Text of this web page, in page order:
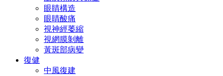
眼睛構造
眼睛酸痛
視神經萎縮
視網膜剝離
黃斑部病變
復健
中風復建